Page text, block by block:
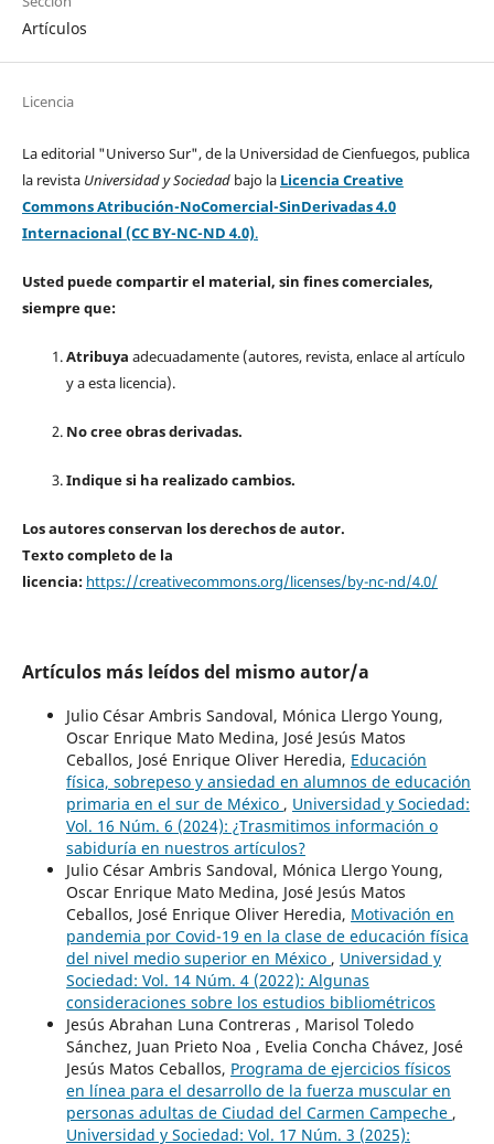
Artículos
Licencia
La editorial "Universo Sur", de la Universidad de Cienfuegos, publica
la revista Universidad y Sociedad bajo la Licencia Creative
Commons Atribución-NoComercial-SinDerivadas 4.0
Internacional (CC BY-NC-ND 4.0).
Usted puede compartir el material, sin fines comerciales,
siempre que:
Atribuya adecuadamente (autores, revista, enlace al artículo
y a esta licencia).
No cree obras derivadas.
Indique si ha realizado cambios.
Los autores conservan los derechos de autor.
Texto completo de la
licencia: https://creativecommons.org/licenses/by-nc-nd/4.0/
Artículos más leídos del mismo autor/a
Julio César Ambris Sandoval, Mónica Llergo Young,
Oscar Enrique Mato Medina, José Jesús Matos
Ceballos, José Enrique Oliver Heredia, Educación
física, sobrepeso y ansiedad en alumnos de educación
primaria en el sur de México , Universidad y Sociedad:
Vol. 16 Núm. 6 (2024): ¿Trasmitimos información o
sabiduría en nuestros artículos?
Julio César Ambris Sandoval, Mónica Llergo Young,
Oscar Enrique Mato Medina, José Jesús Matos
Ceballos, José Enrique Oliver Heredia, Motivación en
pandemia por Covid-19 en la clase de educación física
del nivel medio superior en México , Universidad y
Sociedad: Vol. 14 Núm. 4 (2022): Algunas
consideraciones sobre los estudios bibliométricos
Jesús Abrahan Luna Contreras , Marisol Toledo
Sánchez, Juan Prieto Noa , Evelia Concha Chávez, José
Jesús Matos Ceballos, Programa de ejercicios físicos
en línea para el desarrollo de la fuerza muscular en
personas adultas de Ciudad del Carmen Campeche ,
Universidad y Sociedad: Vol. 17 Núm. 3 (2025):